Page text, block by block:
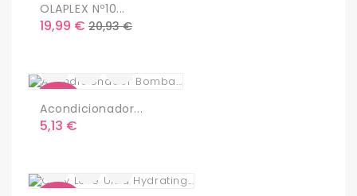
OLAPLEX Nº10...
Precio
19,99 € Precio
20,93 €
Acondicionador...
Precio
5,13 €